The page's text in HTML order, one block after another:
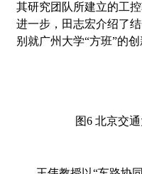
其研究团队所建立的工
进一步，田志宏介绍了
别就广州大学“方班”的
图6 北京交